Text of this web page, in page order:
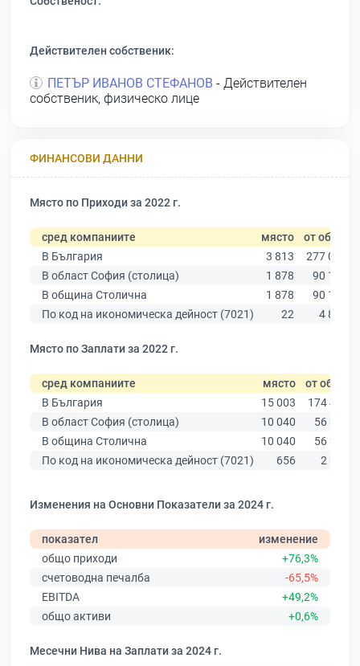
Действителен собственик:
ПЕТЪР ИВАНОВ СТЕФАНОВ - Действителен
собственик, физическо лице
ФИНАНСОВИ ДАННИ
Място по Приходи за 2022 г.
сред компаниите място от общо
В България
3 813
277 019
В област София (столица)
1 878
90 178
В община Столична
1 878
90 178
По код на икономическа дейност (7021)
22 4 800
Място по Заплати за 2022 г.
сред компаниите място от общо
В България
15 003
174 403
В област София (столица)
10 040
56 378
В община Столична
10 040
56 378
По код на икономическа дейност (7021)
656 2 254
Изменения на Основни Показатели за 2024 г.
показател
изменение
общо приходи
+76,3%
счетоводна печалба
-65,5%
EBITDA
+49,2%
общо активи
+0,6%
Месечни Нива на Заплати за 2024 г.